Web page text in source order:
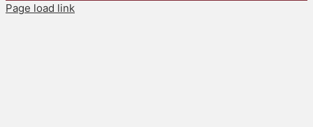
Page load link